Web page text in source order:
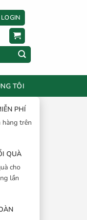
LOGIN
TÔI
PHÍ
hàng trên
QUÀ
cho
lần